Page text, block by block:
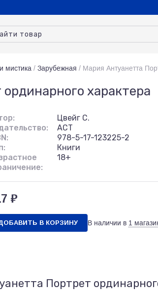
мистика / Зарубежная / Мария Антуанетта
характера
Цвейг С.
АСТ
978-5-17-123225-2
Книги
18+
₽
В КОРЗИНУ В наличии в 1
Портрет